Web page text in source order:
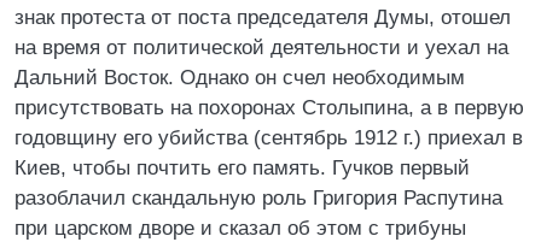
знак протеста от поста председателя Думы, отошел
на время от политической деятельности и уехал на
Дальний Восток. Однако он счел необходимым
присутствовать на похоронах Столыпина, а в первую
годовщину его убийства (сентябрь 1912 г.) приехал в
Киев, чтобы почтить его память. Гучков первый
разоблачил скандальную роль Григория Распутина
при царском дворе и сказал об этом с трибуны